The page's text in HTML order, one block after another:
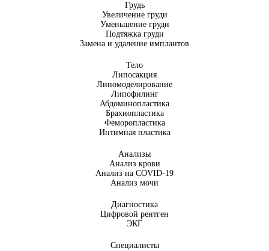
Грудь
Увеличение груди
Уменьшение груди
Подтяжка груди
Замена и удаление имплантов
Тело
Липосакция
Липомоделирование
Липофилинг
Абдоминопластика
Брахиопластика
Феморопластика
Интимная пластика
Анализы
Анализ крови
Анализ на COVID-19
Анализ мочи
Диагностика
Цифровой рентген
ЭКГ
Специалисты